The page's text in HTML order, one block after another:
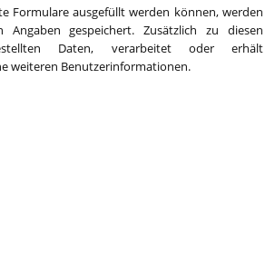
Formulare ausgefüllt werden können, werden
gespeichert. Zusätzlich zu diesen
Daten, verarbeitet oder erhält
weiteren Benutzerinformationen.